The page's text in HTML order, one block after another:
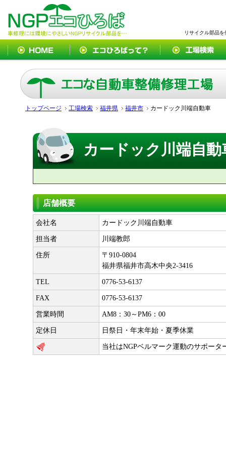
リサイクル部品
トップページ 工場検索 福井県 福井市 カードック川端自動車
カードック川端自動
店舗概要
会社名 カードック川端自動車
担当者 川端教郎
住所
〒910-0804
福井県福井市高木中央2-3416
TEL 0776-53-6137
FAX 0776-53-6137
営業時間 AM8：30～PM6：00
定休日 日祭日・年末年始・夏季休業
当社はNGPベルマーク運動のサポータ